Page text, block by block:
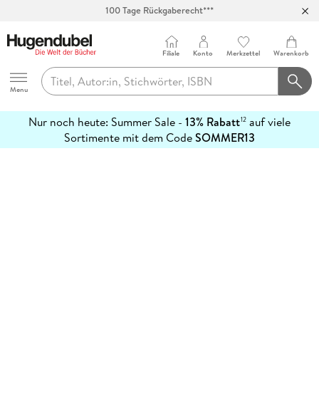
100 Tage Rückgaberecht***
Hugendubel
Menu
Filiale Konto Merkzettel Warenkorb
Nur noch heute: Summer Sale - 13% Rabatt12 auf viele
Sortimente mit dem CodeSOMMER13
erfahren